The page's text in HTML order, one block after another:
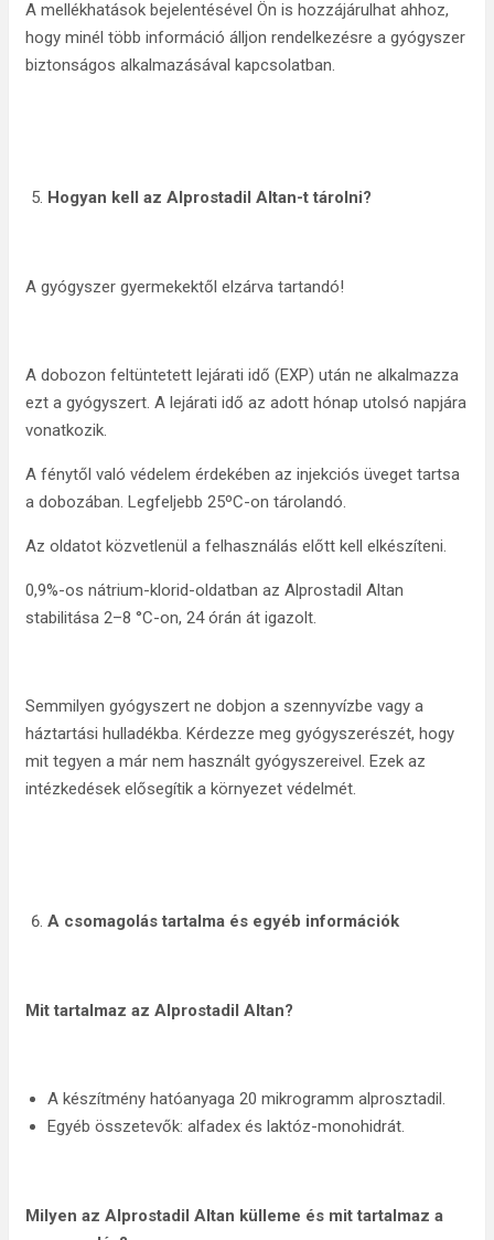
A mellékhatások bejelentésével Ön is hozzájárulhat ahhoz,
hogy minél több információ álljon rendelkezésre a gyógyszer
biztonságos alkalmazásával kapcsolatban.
Hogyan kell az Alprostadil Altan-t tárolni?
A gyógyszer gyermekektől elzárva tartandó!
A dobozon feltüntetett lejárati idő (EXP) után ne alkalmazza
ezt a gyógyszert. A lejárati idő az adott hónap utolsó napjára
vonatkozik.
A fénytől való védelem érdekében az injekciós üveget tartsa
a dobozában. Legfeljebb 25ºC-on tárolandó.
Az oldatot közvetlenül a felhasználás előtt kell elkészíteni.
0,9%-os nátrium-klorid-oldatban az Alprostadil Altan
stabilitása 2–8 °C-on, 24 órán át igazolt.
Semmilyen gyógyszert ne dobjon a szennyvízbe vagy a
háztartási hulladékba. Kérdezze meg gyógyszerészét, hogy
mit tegyen a már nem használt gyógyszereivel. Ezek az
intézkedések elősegítik a környezet védelmét.
A csomagolás tartalma és egyéb információk
Mit tartalmaz az Alprostadil Altan?
A készítmény hatóanyaga 20 mikrogramm alprosztadil.
Egyéb összetevők: alfadex és laktóz-monohidrát.
Milyen az Alprostadil Altan külleme és mit tartalmaz a